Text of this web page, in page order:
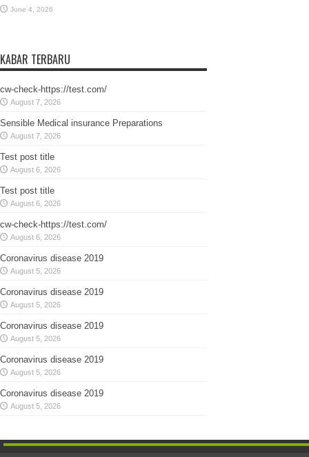
June 4, 2026
KABAR TERBARU
cw-check-https://test.com/
August 7, 2026
Sensible Medical insurance Preparations
August 7, 2026
Test post title
August 6, 2026
Test post title
August 6, 2026
cw-check-https://test.com/
August 6, 2026
Coronavirus disease 2019
August 5, 2026
Coronavirus disease 2019
August 5, 2026
Coronavirus disease 2019
August 5, 2026
Coronavirus disease 2019
August 5, 2026
Coronavirus disease 2019
August 5, 2026